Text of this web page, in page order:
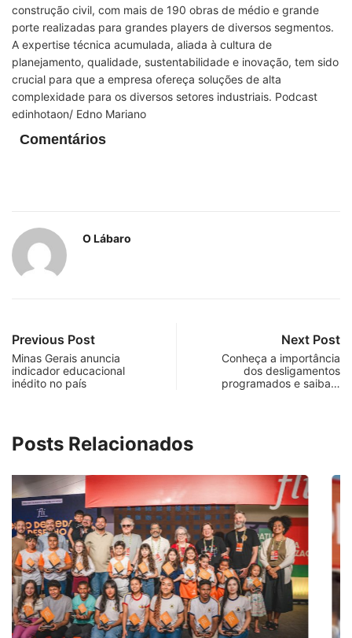
construção civil, com mais de 190 obras de médio e grande
porte realizadas para grandes players de diversos segmentos.
A expertise técnica acumulada, aliada à cultura de
planejamento, qualidade, sustentabilidade e inovação, tem sido
crucial para que a empresa ofereça soluções de alta
complexidade para os diversos setores industriais. Podcast
edinhotaon/ Edno Mariano
Comentários
O Lábaro
Previous Post
Minas Gerais anuncia
indicador educacional
inédito no país
Next Post
Conheça a importância
dos desligamentos
programados e saiba…
Posts Relacionados